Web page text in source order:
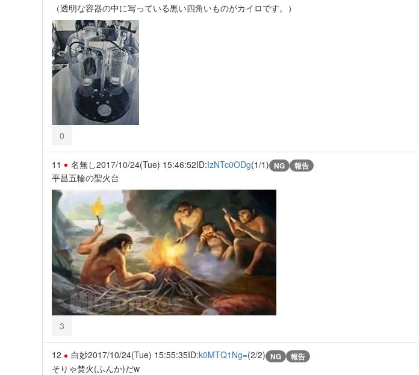
（透明な容器の中に写っている黒い四角いものがカイロです。）
0
11 名無し2017/10/24(Tue) 15:46:52ID:IzNTc0ODg(1/1) NG 報告
平昌五輪の聖火台
3
12 白妙2017/10/24(Tue) 15:55:35ID:k0MTQ1Ng=(2/2) NG 報告
そりゃ焚火(ふんか)だw